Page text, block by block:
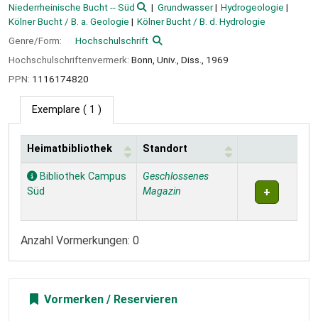
Niederrheinische Bucht -- Süd
Grundwasser
Hydrogeologie
Kölner Bucht / B. a. Geologie
Kölner Bucht / B. d. Hydrologie
Genre/Form:
Hochschulschrift
Hochschulschriftenvermerk: Bonn, Univ., Diss., 1969
PPN: 1116174820
Exemplare ( 1 )
Exemplare
Heimatbibliothek Standort
Bibliothek Campus
Süd
Geschlossenes
Magazin
Anzahl Vormerkungen: 0
Vormerken